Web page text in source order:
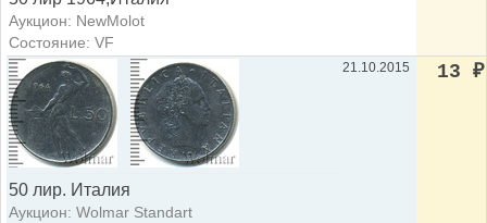
Аукцион: NewMolot
Состояние: VF
50 лир. Италия
Аукцион: Wolmar Standart
21.10.2015 13 ₽